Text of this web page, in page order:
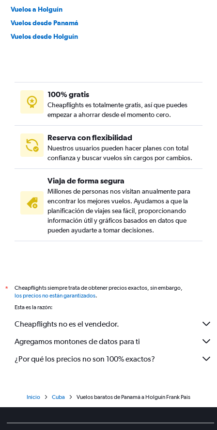
Vuelos a Holguín
Vuelos desde Panamá
Vuelos desde Holguín
100% gratis
Cheapflights es totalmente gratis, así que puedes
empezar a ahorrar desde el momento cero.
Reserva con flexibilidad
Nuestros usuarios pueden hacer planes con total
confianza y buscar vuelos sin cargos por cambios.
Viaja de forma segura
Millones de personas nos visitan anualmente para
encontrar los mejores vuelos. Ayudamos a que la
planificación de viajes sea fácil, proporcionando
información útil y gráficos basados en datos que
pueden ayudarte a tomar decisiones.
*
Cheapflights siempre trata de obtener precios exactos, sin embargo,
los precios no están garantizados.
Esta es la razón:
Cheapflights no es el vendedor.
Agregamos montones de datos para ti
¿Por qué los precios no son 100% exactos?
Inicio Cuba Vuelos baratos de Panamá a Holguín Frank Pais